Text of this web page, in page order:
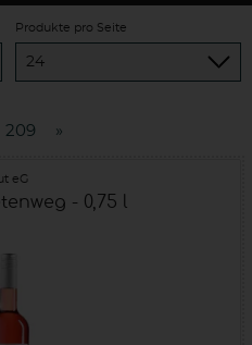
Produkte pro Seite
209 »
eG
- 0,75 l